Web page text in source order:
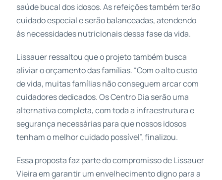
saúde bucal dos idosos. As refeições também terão
cuidado especial e serão balanceadas, atendendo
às necessidades nutricionais dessa fase da vida.
Lissauer ressaltou que o projeto também busca
aliviar o orçamento das famílias. “Com o alto custo
de vida, muitas famílias não conseguem arcar com
cuidadores dedicados. Os Centro Dia serão uma
alternativa completa, com toda a infraestrutura e
segurança necessárias para que nossos idosos
tenham o melhor cuidado possível”, finalizou.
Essa proposta faz parte do compromisso de Lissauer
Vieira em garantir um envelhecimento digno para a